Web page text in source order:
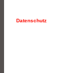
Datenschutz